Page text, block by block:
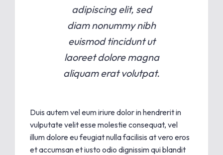
adipiscing elit, sed
diam nonummy nibh
euismod tincidunt ut
laoreet dolore magna
aliquam erat volutpat.
Duis autem vel eum iriure dolor in hendrerit in
vulputate velit esse molestie consequat, vel
illum dolore eu feugiat nulla facilisis at vero eros
et accumsan et iusto odio dignissim qui blandit